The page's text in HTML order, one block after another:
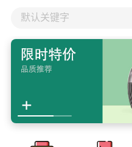
默认关键字